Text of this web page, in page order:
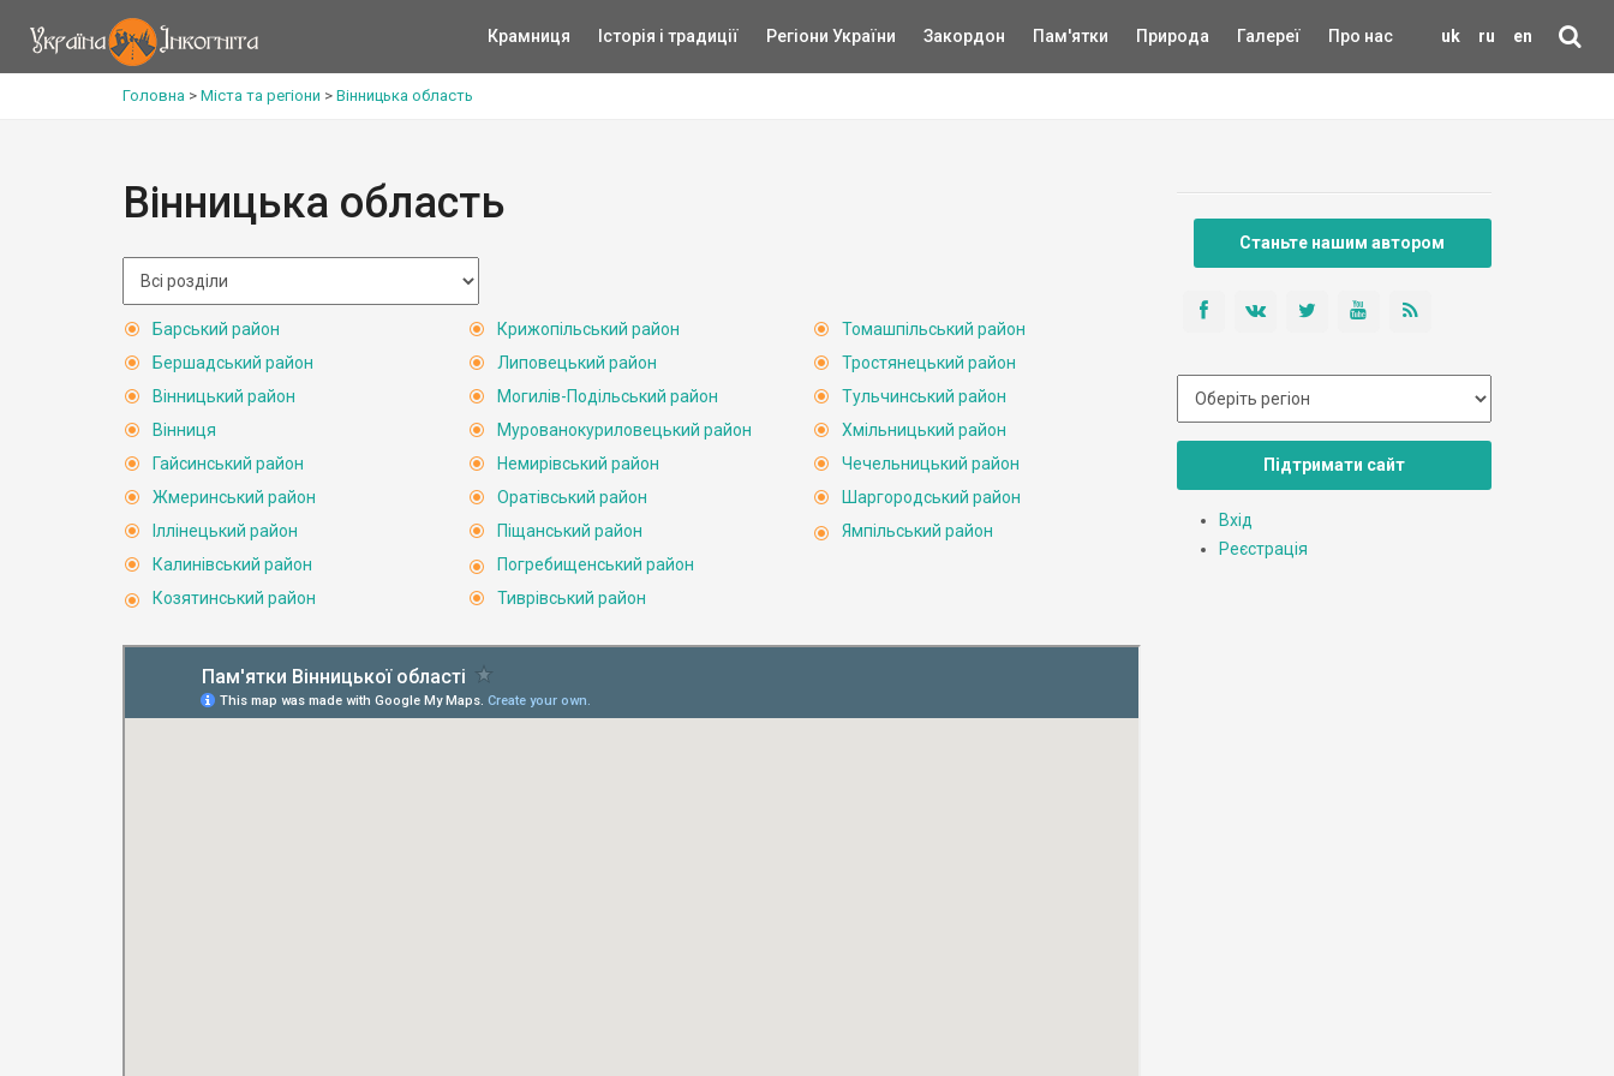
uk ru en
Крамниця Історія і традиції Регіони України Закордон Пам'ятки Природа Галереї Про нас
Головна > Міста та регіони > Вінницька область
Вінницька область
Барський район
Бершадський район
Вінницький район
Вінниця
Гайсинський район
Жмеринський район
Іллінецький район
Калинівський район
Козятинський район
Крижопільський район
Липовецький район
Могилів-Подільський район
Мурованокуриловецький район
Немирівський район
Оратівський район
Піщанський район
Погребищенський район
Тиврівський район
Томашпільський район
Тростянецький район
Тульчинський район
Хмільницький район
Чечельницький район
Шаргородський район
Ямпільський район
Станьте нашим автором
Підтримати сайт
Вхід
Реєстрація